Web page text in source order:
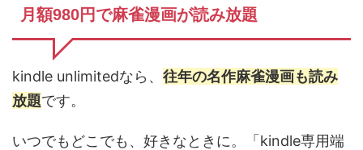
月額980円で麻雀漫画が読み放題
kindle unlimitedなら、 往年の名作麻雀漫画も読み
放題です。
いつでもどこでも、好きなときに。「kindle専用端